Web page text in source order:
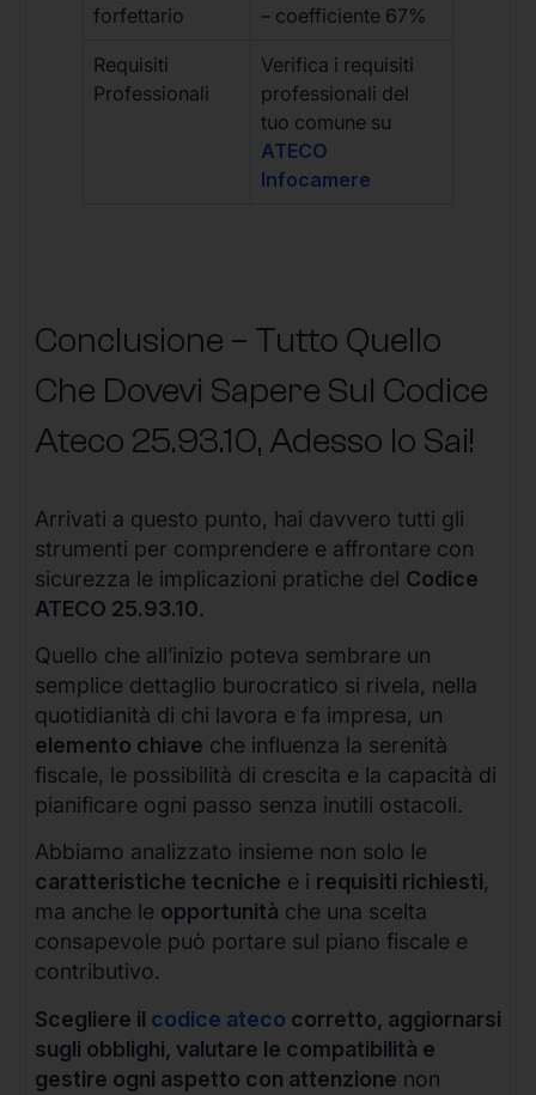
forfettario
– coefficiente 67%
Requisiti
Professionali
Verifica i requisiti
professionali del
tuo comune su
ATECO
Infocamere
Conclusione – Tutto Quello
Che Dovevi Sapere Sul Codice
Ateco 25.93.10, Adesso lo Sai!
Arrivati a questo punto, hai davvero tutti gli
strumenti per comprendere e affrontare con
sicurezza le implicazioni pratiche del Codice
ATECO 25.93.10.
Quello che all’inizio poteva sembrare un
semplice dettaglio burocratico si rivela, nella
quotidianità di chi lavora e fa impresa, un
elemento chiave che influenza la serenità
fiscale, le possibilità di crescita e la capacità di
pianificare ogni passo senza inutili ostacoli.
Abbiamo analizzato insieme non solo le
caratteristiche tecniche e i requisiti richiesti,
ma anche le opportunità che una scelta
consapevole può portare sul piano fiscale e
contributivo.
Scegliere il codice ateco corretto, aggiornarsi
sugli obblighi, valutare le compatibilità e
gestire ogni aspetto con attenzione non